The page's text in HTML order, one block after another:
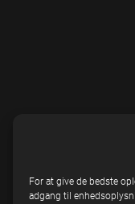
For at give de bedste
adgang til